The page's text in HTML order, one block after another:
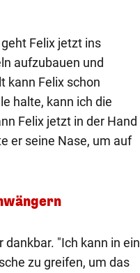
Felix jetzt ins
aufzubauen und
kann Felix schon
halte, kann ich die
Felix jetzt in der Hand
er seine Nase, um auf
"Ich kann in ein
zu greifen, um das